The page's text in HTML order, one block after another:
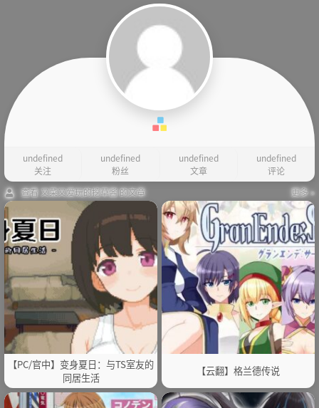
undefined
关注
undefined
粉丝
undefined
文章
undefined
评论
查看 又菜又爱玩的挖草酱 的文章
更多 »
【PC/官中】变身夏日：与TS室友的
同居生活
【云翻】格兰德传说